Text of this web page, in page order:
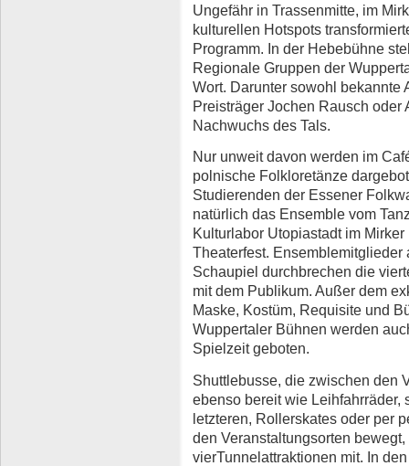
Ungefähr in Trassenmitte, im
kulturellen Hotspots
Programm. In der Hebebühne
Regionale Gruppen der
Wort. Darunter sowohl bekannte
Preisträger Jochen Rausch
Nachwuchs des Tals.
Nur unweit davon werden im
polnische Folkloretänze
Studierenden der Essener
natürlich das Ensemble vom
Kulturlabor Utopiastadt im
Theaterfest.
Schaupiel durchbrechen die
mit dem Publikum. Außer dem
Maske, Kostüm, Requisite und
Wuppertaler Bühnen werden
Spielzeit geboten.
Shuttlebusse, die zwischen den
ebenso bereit wie Leihfahrräder,
letzteren, Rollerskates oder per
den Veranstaltungsorten
vierTunnelattraktionen mit. In